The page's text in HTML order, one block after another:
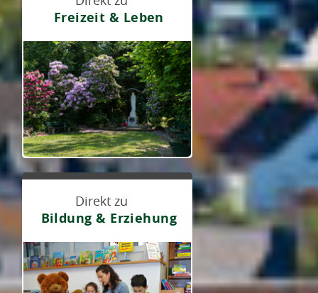
Freizeit & Leben
Direkt zu
Bildung & Erziehung